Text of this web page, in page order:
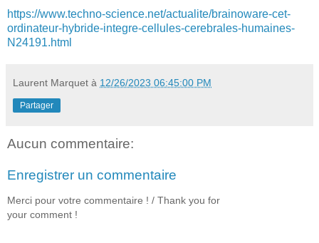
https://www.techno-science.net/actualite/brainoware-cet-
ordinateur-hybride-integre-cellules-cerebrales-humaines-
N24191.html
Laurent Marquet à 12/26/2023 06:45:00 PM
Partager
Aucun commentaire:
Enregistrer un commentaire
Merci pour votre commentaire ! / Thank you for
your comment !